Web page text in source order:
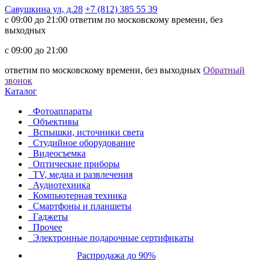
Савушкина ул, д.28 +7 (812) 385 55 39
c 09:00 до 21:00 ответим по московскому времени, без
выходных
c 09:00 до 21:00
ответим по московскому времени, без выходных Обратный
звонок
Каталог
Фотоаппараты
Объективы
Вспышки, источники света
Студийное оборудование
Видеосъемка
Оптические приборы
TV, медиа и развлечения
Аудиотехника
Компьютерная техника
Смартфоны и планшеты
Гаджеты
Прочее
Электронные подарочные сертификаты
Распродажа до 90%